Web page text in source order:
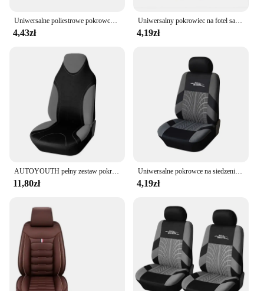
Uniwersalne poliestrowe pokrowce na fotele samochodowe Sportowy design Pasuje do większości samochodów Suv Truck Czterosezonowy pokrowiec na fotel samochodowy Akcesoria Wnętrze
4,43zł
Uniwersalny pokrowiec na fotel samochodowy Lniany przedni tył Lniana letnia poduszka Mata Auto Sedan Suv Pick-up Akcesoria do wnętrza samochodu
4,19zł
AUTOYOUTH pełny zestaw pokrowców na siedzenia samochodowe w wielu kolorach pokrywa ochronna świeca-mozaika pokrowce na uniwersalne akcesoria samochodowe
11,80zł
Uniwersalne pokrowce na siedzenia wysokiej jakości obejmuje wnętrze samochodu odpowiednie dla dwóch rzędów siedzeń (podwójne przednie siedzenia i 2 + 1 siedzenia)
4,19zł